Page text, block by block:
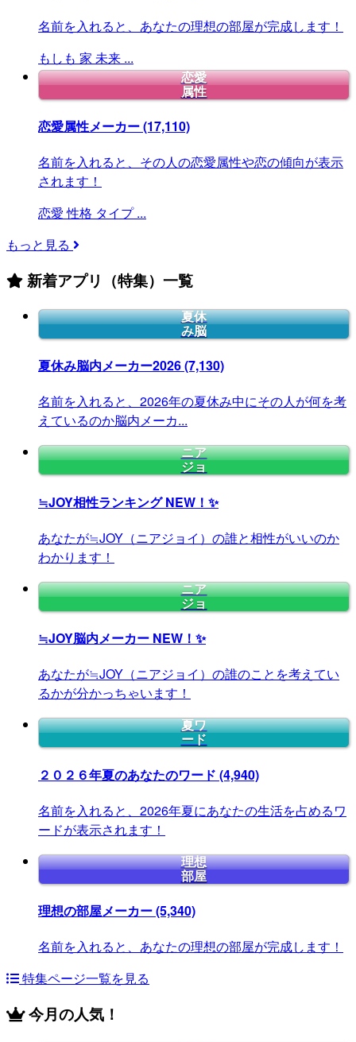
名前を入れると、あなたの理想の部屋が完成します！
もしも 家 未来 ...
恋愛
属性
恋愛属性メーカー(17,110)
名前を入れると、その人の恋愛属性や恋の傾向が表示
されます！
恋愛 性格 タイプ ...
もっと見る
新着アプリ（特集）一覧
夏休
み脳
夏休み脳内メーカー2026(7,130)
名前を入れると、2026年の夏休み中にその人が何を考
えているのか脳内メーカ...
ニア
ジョ
≒JOY相性ランキングNEW！✨
あなたが≒JOY（ニアジョイ）の誰と相性がいいのか
わかります！
ニア
ジョ
≒JOY脳内メーカー NEW！✨
あなたが≒JOY（ニアジョイ）の誰のことを考えてい
るかが分かっちゃいます！
夏ワ
ード
２０２６年夏のあなたのワード (4,940)
名前を入れると、2026年夏にあなたの生活を占めるワ
ードが表示されます！
理想
部屋
理想の部屋メーカー(5,340)
名前を入れると、あなたの理想の部屋が完成します！
特集ページ一覧を見る
今月の人気！